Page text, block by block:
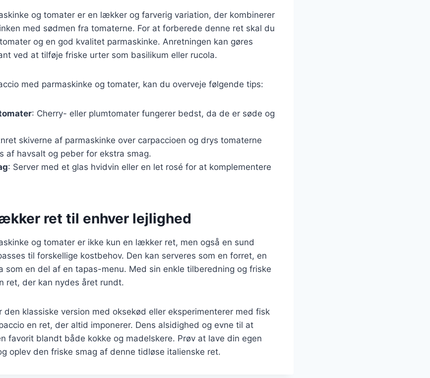
og tomater er en lækker og farverig variation, der kombinerer
med sødmen fra tomaterne. For at forberede denne ret skal du
og en god kvalitet parmaskinke. Anretningen kan gøres
ved at tilføje friske urter som basilikum eller rucola.
med parmaskinke og tomater, kan du overveje følgende tips:
: Cherry- eller plumtomater fungerer bedst, da de er søde og
skiverne af parmaskinke over carpaccioen og drys tomaterne
af havsalt og peber for ekstra smag.
: Server med et glas hvidvin eller en let rosé for at komplementere
ret til enhver lejlighed
og tomater er ikke kun en lækker ret, men også en sund
til forskellige kostbehov. Den kan serveres som en forret, en
som en del af en tapas-menu. Med sin enkle tilberedning og friske
ret, der kan nydes året rundt.
klassiske version med oksekød eller eksperimenterer med fisk
en ret, der altid imponerer. Dens alsidighed og evne til at
favorit blandt både kokke og madelskere. Prøv at lave din egen
oplev den friske smag af denne tidløse italienske ret.